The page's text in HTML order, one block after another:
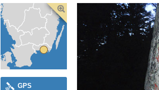
GPS